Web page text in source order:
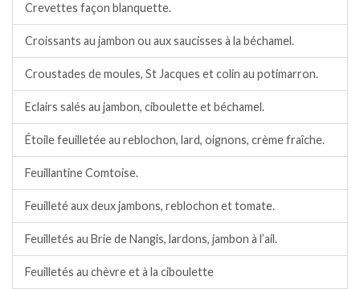
Crevettes façon blanquette.
Croissants au jambon ou aux saucisses à la béchamel.
Croustades de moules, St Jacques et colin au potimarron.
Eclairs salés au jambon, ciboulette et béchamel.
Étoile feuilletée au reblochon, lard, oignons, crème fraîche.
Feuillantine Comtoise.
Feuilleté aux deux jambons, reblochon et tomate.
Feuilletés au Brie de Nangis, lardons, jambon à l’ail.
Feuilletés au chèvre et à la ciboulette